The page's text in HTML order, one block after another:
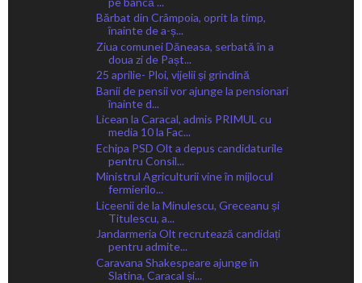
Bărbat din Crâmpoia, oprit la timp,
înainte de a-ș...
Ziua comunei Dăneasa, serbată în a
doua zi de Pașt...
25 aprilie- Ploi, vijelii și grindină
Banii de pensii vor ajunge la pensionari
înainte d...
Licean la Caracal, admis PRIMUL cu
media 10 la Fac...
Echipa PSD Olt a depus candidaturile
pentru Consil...
Ministrul Agriculturii vine în mijlocul
fermierilo...
Liceenii de la Minulescu, Greceanu și
Titulescu, a...
Jandarmeria Olt recrutează candidați
pentru admite...
Caravana Shakespeare ajunge în
Slatina, Caracal și...